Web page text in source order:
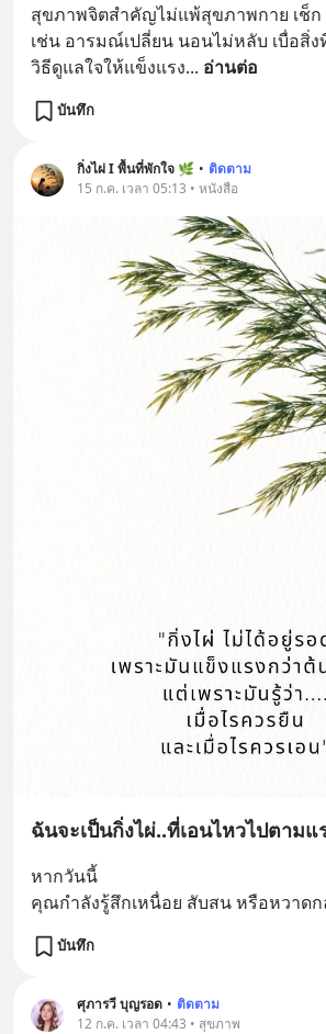
สุขภาพจิตสำคัญไม่แพ้สุขภาพกาย เช็
เช่น อารมณ์เปลี่ยน นอนไม่หลับ เบื่อสิ่
วิธีดูแลใจให้แข็งแรง... อ่านต่อ
บันทึก
กิ่งไผ่ I พื้นที่พักใจ 🌿 • ติดตาม
15 ก.ค. เวลา 05:13 • หนังสือ
ฉันจะเป็นกิ่งไผ่..ที่เอนไหวไปตาม
หากวันนี้
คุณกำลังรู้สึกเหนื่อย สับสน หรือหวาดก
บันทึก
ศุภารวี บุญรอด • ติดตาม
12 ก.ค. เวลา 04:43 • สุขภาพ